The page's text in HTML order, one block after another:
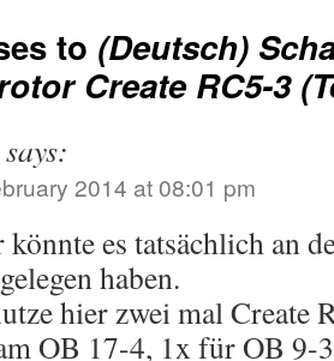
to (Deutsch)
Create RC5-3
says:
2014 at 08:01 pm
es tatsächlich an
haben.
hier zwei mal Create
OB 17-4, 1x für OB 9-